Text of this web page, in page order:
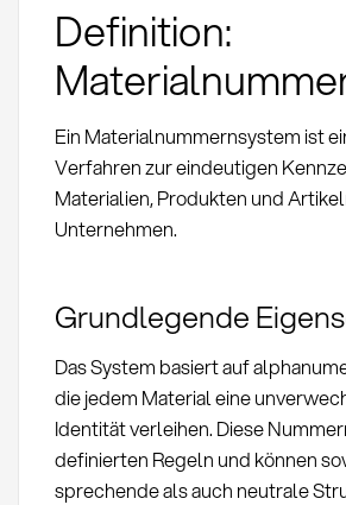
Definition:
Ein Materialnummernsystem ist
Verfahren zur eindeutigen
Materialien, Produkten und
Unternehmen.
Grundlegende
Das System basiert auf
die jedem Material eine
Identität verleihen. Diese
definierten Regeln und können
sprechende als auch neutrale